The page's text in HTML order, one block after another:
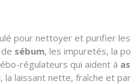
pour nettoyer et purifier
sébum, les impuretés, la
régulateurs qui aident à
laissant nette, fraîche et